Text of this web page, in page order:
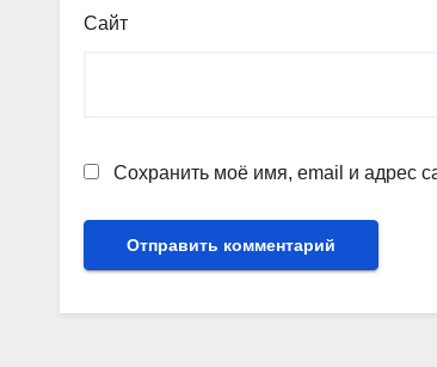
Сайт
Сохранить моё имя, email и адрес